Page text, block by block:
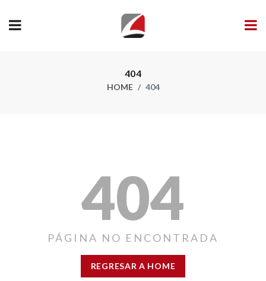
404
HOME 404
404
PÁGINA NO ENCONTRADA
REGRESAR A HOME